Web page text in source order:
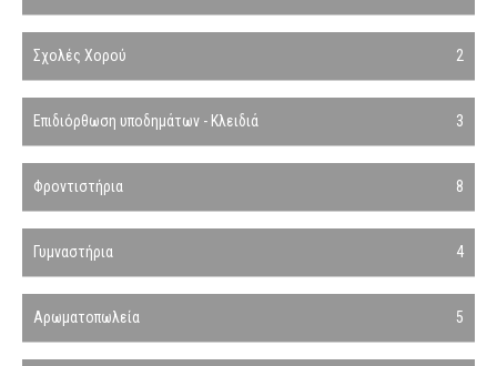
Σχολές Χορού 2
Επιδιόρθωση υποδημάτων - Κλειδιά 3
Φροντιστήρια 8
Γυμναστήρια 4
Αρωματοπωλεία 5